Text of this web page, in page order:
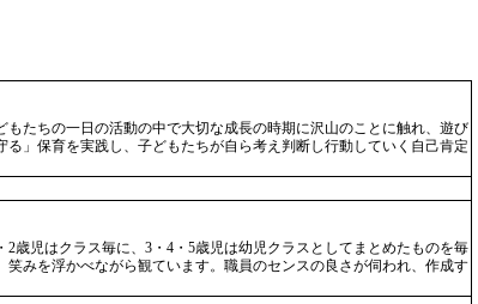
たちの一日の活動の中で大切な成長の時期に沢山のことに触れ、遊び
」保育を実践し、子どもたちが自ら考え判断し行動していく自己肯定
歳児はクラス毎に、3・4・5歳児は幼児クラスとしてまとめたものを毎
みを浮かべながら観ています。職員のセンスの良さが伺われ、作成す